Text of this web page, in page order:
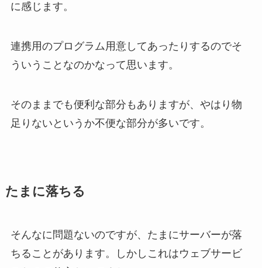
に感じます。
連携用のプログラム用意してあったりするのでそ
ういうことなのかなって思います。
そのままでも便利な部分もありますが、やはり物
足りないというか不便な部分が多いです。
たまに落ちる
そんなに問題ないのですが、たまにサーバーが落
ちることがあります。しかしこれはウェブサービ